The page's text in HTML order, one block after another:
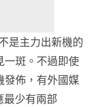
是主力出新機的
一斑。不過即使
發佈，有外國媒
少有兩部